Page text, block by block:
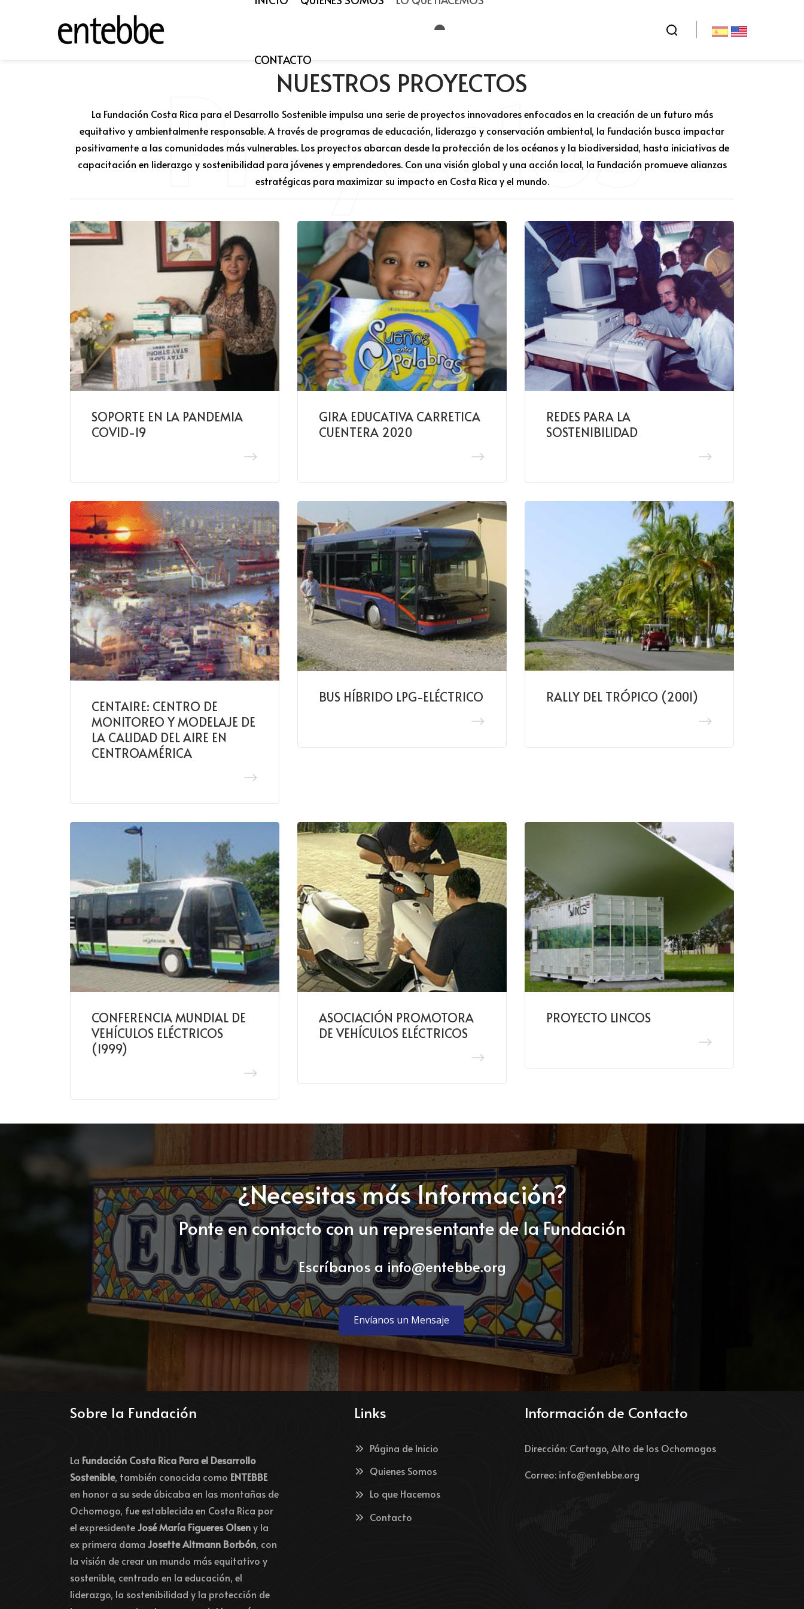
CONTACTO
Proyectos
NUESTROS PROYECTOS
La Fundación Costa Rica para el Desarrollo Sostenible impulsa una serie de proyectos innovadores enfocados en la creación de un futuro más
equitativo y ambientalmente responsable. A través de programas de educación, liderazgo y conservación ambiental, la Fundación busca impactar
positivamente a las comunidades más vulnerables. Los proyectos abarcan desde la protección de los océanos y la biodiversidad, hasta iniciativas de
capacitación en liderazgo y sostenibilidad para jóvenes y emprendedores. Con una visión global y una acción local, la Fundación promueve alianzas
estratégicas para maximizar su impacto en Costa Rica y el mundo.
SOPORTE EN LA PANDEMIA
COVID-19
GIRA EDUCATIVA CARRETICA
CUENTERA 2020
REDES PARA LA
SOSTENIBILIDAD
CENTAIRE: CENTRO DE
MONITOREO Y MODELAJE DE
LA CALIDAD DEL AIRE EN
CENTROAMÉRICA
BUS HÍBRIDO LPG-ELÉCTRICO RALLY DEL TRÓPICO (2001)
CONFERENCIA MUNDIAL DE
VEHÍCULOS ELÉCTRICOS
(1999)
ASOCIACIÓN PROMOTORA
DE VEHÍCULOS ELÉCTRICOS
PROYECTO LINCOS
¿Necesitas más Información?
Ponte en contacto con un representante de la Fundación
Escríbanos a info@entebbe.org
Envíanos un Mensaje
Sobre la Fundación
La Fundación Costa Rica Para el Desarrollo
Sostenible, también conocida como ENTEBBE
en honor a su sede úbicaba en las montañas de
Ochomogo, fue establecida en Costa Rica por
el expresidenteJosé María Figueres Olseny la
ex primera dama Josette Altmann Borbón, con
la visión de crear un mundo más equitativo y
sostenible, centrado en la educación, el
liderazgo, la sostenibilidad y la protección de
Links
Página de Inicio
Quienes Somos
Lo que Hacemos
Contacto
Información de Contacto
Dirección: Cartago, Alto de los Ochomogos
Correo: info@entebbe.org